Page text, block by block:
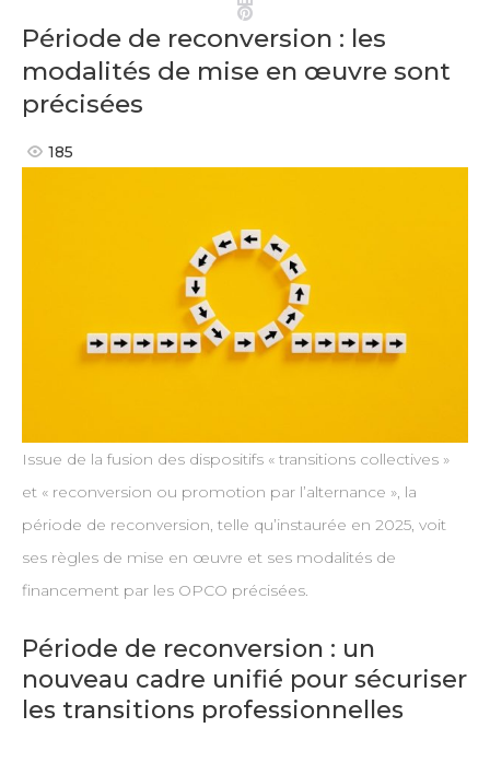
Pinterest
Période de reconversion : les
modalités de mise en œuvre sont
précisées
185
Issue de la fusion des dispositifs « transitions collectives »
et « reconversion ou promotion par l’alternance », la
période de reconversion, telle qu’instaurée en 2025, voit
ses règles de mise en œuvre et ses modalités de
financement par les OPCO précisées.
Période de reconversion : un
nouveau cadre unifié pour sécuriser
les transitions professionnelles